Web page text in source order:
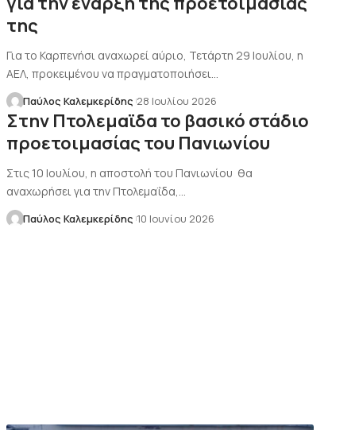
της
Για το Καρπενήσι αναχωρεί αύριο, Τετάρτη 29 Ιουλίου, η
ΑΕΛ, προκειμένου να πραγματοποιήσει…
Παύλος Καλεμκερίδης 28 Ιουλίου 2026
Στην Πτολεμαϊδα το βασικό στάδιο
προετοιμασίας του Πανιωνίου
Στις 10 Ιουλίου, η αποστολή του Πανιωνίου θα
αναχωρήσει για την Πτολεμαΐδα,…
Παύλος Καλεμκερίδης 10 Ιουνίου 2026